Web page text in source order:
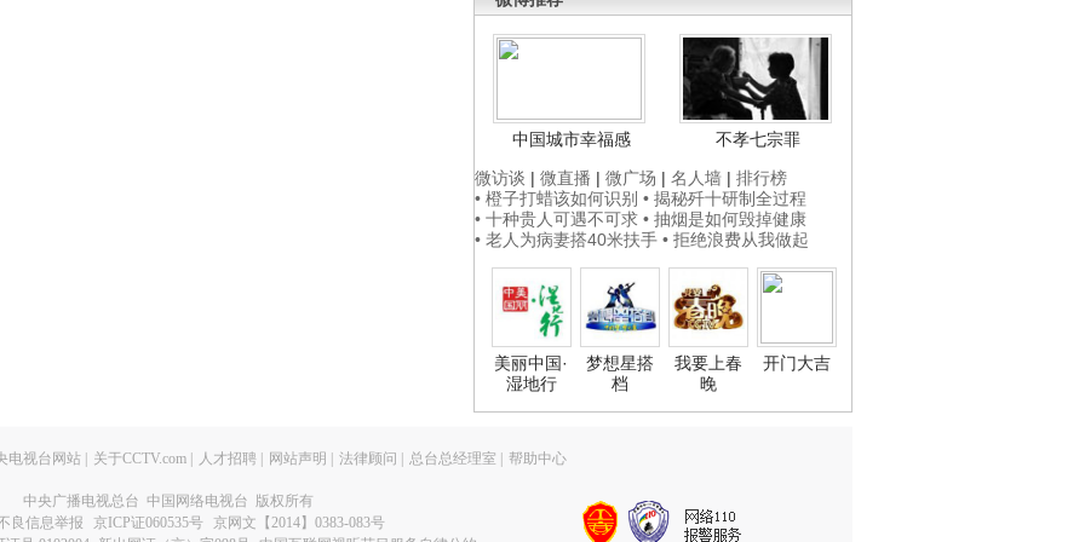
中国城市幸福感
不孝七宗罪
微访谈 | 微直播 | 微广场 | 名人墙 | 排行榜
• 橙子打蜡该如何识别 • 揭秘歼十研制全过程
• 十种贵人可遇不可求 • 抽烟是如何毁掉健康
• 老人为病妻搭40米扶手 • 拒绝浪费从我做起
美丽中国·
湿地行
梦想星搭
档
我要上春
晚
开门大吉
电视台网站 关于CCTV.com 人才招聘 网站声明 法律顾问 总台总经理室 帮助中心
中央广播电视总台 中国网络电视台 版权所有
良信息举报
京ICP证060535号
京网文【2014】0383-083号